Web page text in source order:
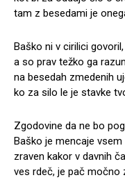
tam z besedami je
Baško ni v cirilici govoril,
a so prav težko ga
na besedah zmedenih
ko za silo le je stavke
Zgodovine da ne bo
Baško je mencaje vsem
zraven kakor v davnih
ves rdeč, je pač močno